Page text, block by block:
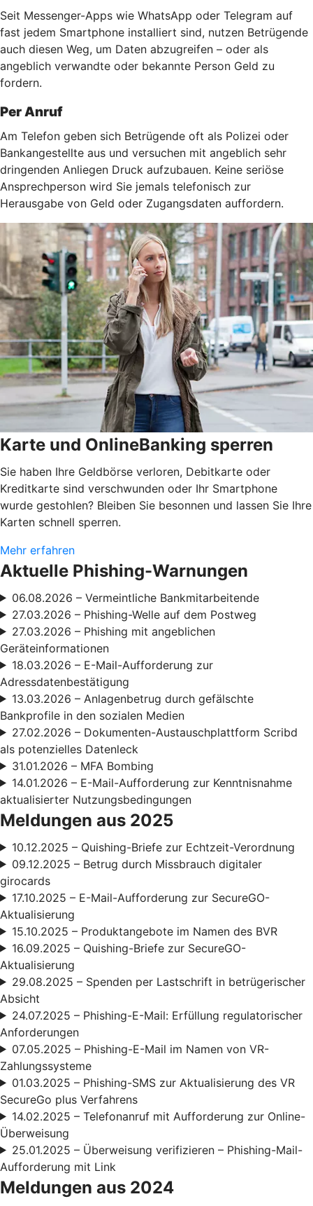
Seit Messenger-Apps wie WhatsApp oder Telegram auf
fast jedem Smartphone installiert sind, nutzen Betrügende
auch diesen Weg, um Daten abzugreifen – oder als
angeblich verwandte oder bekannte Person Geld zu
fordern.
Per Anruf
Am Telefon geben sich Betrügende oft als Polizei oder
Bankangestellte aus und versuchen mit angeblich sehr
dringenden Anliegen Druck aufzubauen. Keine seriöse
Ansprechperson wird Sie jemals telefonisch zur
Herausgabe von Geld oder Zugangsdaten auffordern.
Karte und OnlineBanking sperren
Sie haben Ihre Geldbörse verloren, Debitkarte oder
Kreditkarte sind verschwunden oder Ihr Smartphone
wurde gestohlen? Bleiben Sie besonnen und lassen Sie Ihre
Karten schnell sperren.
Mehr erfahren
Aktuelle Phishing-Warnungen
06.08.2026 – Vermeintliche Bankmitarbeitende
27.03.2026 – Phishing-Welle auf dem Postweg
27.03.2026 – Phishing mit angeblichen
Geräteinformationen
18.03.2026 – E-Mail-Aufforderung zur
Adressdatenbestätigung
13.03.2026 – Anlagenbetrug durch gefälschte
Bankprofile in den sozialen Medien
27.02.2026 – Dokumenten-Austauschplattform Scribd
als potenzielles Datenleck
31.01.2026 – MFA Bombing
14.01.2026 – E-Mail-Aufforderung zur Kenntnisnahme
aktualisierter Nutzungsbedingungen
Meldungen aus 2025
10.12.2025 – Quishing-Briefe zur Echtzeit-Verordnung
09.12.2025 – Betrug durch Missbrauch digitaler
girocards
17.10.2025 – E-Mail-Aufforderung zur SecureGO-
Aktualisierung
15.10.2025 – Produktangebote im Namen des BVR
16.09.2025 – Quishing-Briefe zur SecureGO-
Aktualisierung
29.08.2025 – Spenden per Lastschrift in betrügerischer
Absicht
24.07.2025 – Phishing-E-Mail: Erfüllung regulatorischer
Anforderungen
07.05.2025 – Phishing-E-Mail im Namen von VR-
Zahlungssysteme
01.03.2025 – Phishing-SMS zur Aktualisierung des VR
SecureGo plus Verfahrens
14.02.2025 – Telefonanruf mit Aufforderung zur Online-
Überweisung
25.01.2025 – Überweisung verifizieren – Phishing-Mail-
Aufforderung mit Link
Meldungen aus 2024